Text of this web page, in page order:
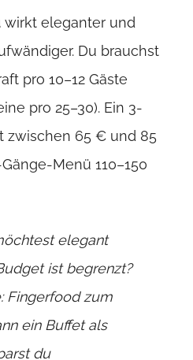
wirkt eleganter und
Du brauchst
pro 10–12 Gäste
pro 25–30). Ein 3-
zwischen 65 € und 85
Menü 110–150
elegant
ist begrenzt?
Fingerfood zum
ein Buffet als
du